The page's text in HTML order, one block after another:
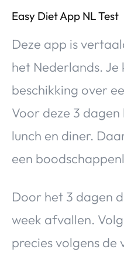
Easy Diet App NL Test
Deze app is
het Nederlands.
beschikking over
Voor deze 3
lunch en diner.
een
Door het 3 dagen
week afvallen.
precies volgens de